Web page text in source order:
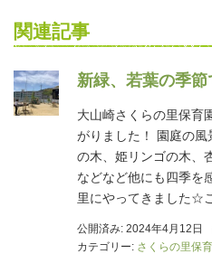
関連記事
新緑、若葉の季節
大山崎さくらの里保
がりました！ 園庭の
の木、姫リンゴの木、
などなど他にも四季を
里にやってきました☆
公開済み: 2024年4月12日
カテゴリー: さくらの里保